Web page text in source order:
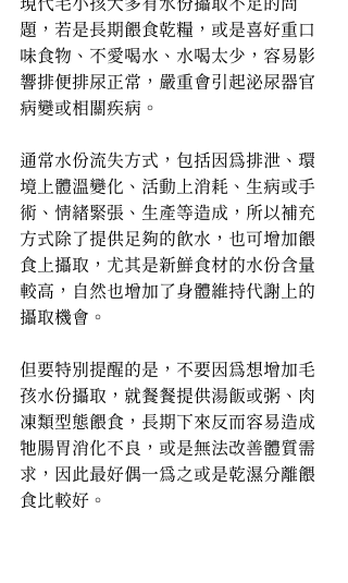
題，若是長期餵食乾糧，或是喜好重口
味食物、不愛喝水、水喝太少，容易影
響排便排尿正常，嚴重會引起泌尿器官
病變或相關疾病。
通常水份流失方式，包括因為排泄、環
境上體溫變化、活動上消耗、生病或手
術、情緒緊張、生產等造成，所以補充
方式除了提供足夠的飲水，也可增加餵
食上攝取，尤其是新鮮食材的水份含量
較高，自然也增加了身體維持代謝上的
攝取機會。
但要特別提醒的是，不要因為想增加毛
孩水份攝取，就餐餐提供湯飯或粥、肉
凍類型態餵食，長期下來反而容易造成
牠腸胃消化不良，或是無法改善體質需
求，因此最好偶一為之或是乾濕分離餵
食比較好。